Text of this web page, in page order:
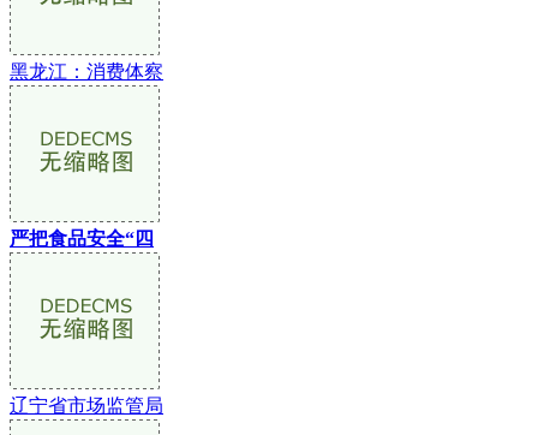
黑龙江：消费体察
严把食品安全“四
辽宁省市场监管局